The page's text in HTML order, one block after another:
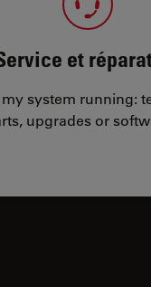
et
system running:
upgrades or